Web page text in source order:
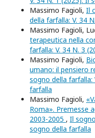
Massimo Fagioli, Il
della farfalla: V. 34
Massimo Fagioli,
terapeutica nella
farfalla: V. 34 N. 3
Massimo Fagioli,
umano: il pensiero
sogno della farfalla:
farfalla
Massimo Fagioli,
Roma». Premesse
2003-2005 , Il
sogno della farfalla